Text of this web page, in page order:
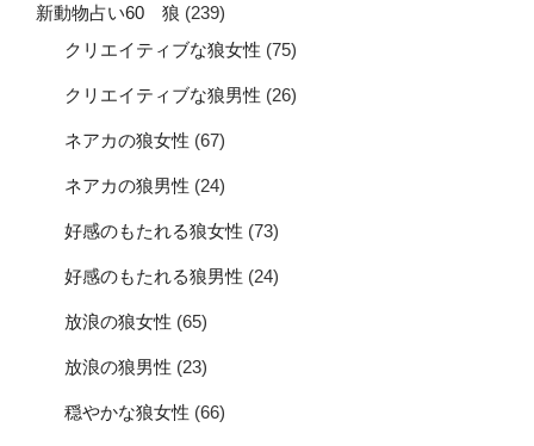
新動物占い60 狼 (239)
クリエイティブな狼女性 (75)
クリエイティブな狼男性 (26)
ネアカの狼女性 (67)
ネアカの狼男性 (24)
好感のもたれる狼女性 (73)
好感のもたれる狼男性 (24)
放浪の狼女性 (65)
放浪の狼男性 (23)
穏やかな狼女性 (66)